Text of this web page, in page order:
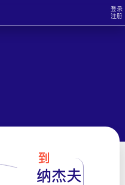
登录
注册
到
纳杰夫